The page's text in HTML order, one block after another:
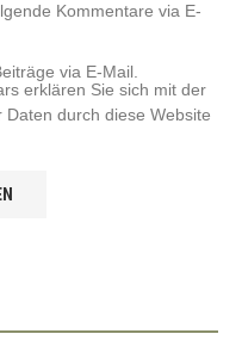
Kommentare via E-
via E-Mail.
erklären Sie sich mit der
durch diese Website